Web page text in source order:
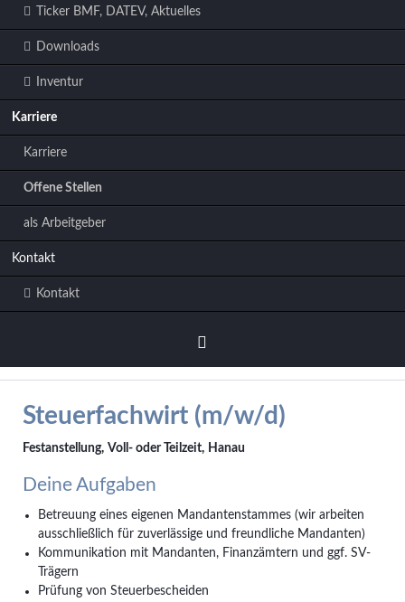
Ticker BMF, DATEV, Aktuelles
Downloads
Inventur
Karriere
Karriere
Offene Stellen
als Arbeitgeber
Kontakt
Kontakt
Instagram
Steuerfachwirt (m/w/d)
Festanstellung Voll- oder Teilzeit Hanau
Deine Aufgaben
Betreuung eines eigenen Mandantenstammes (wir arbeiten
ausschließlich für zuverlässige und freundliche Mandanten)
Kommunikation mit Mandanten, Finanzämtern und ggf. SV-
Trägern
Prüfung von Steuerbescheiden